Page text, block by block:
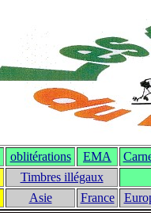
oblitérations EMA
Timbres illégaux
Asie France